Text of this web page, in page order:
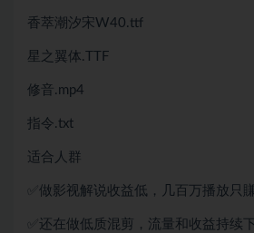
香萃潮汐宋W40.ttf
星之翼体.TTF
修音.mp4
指令.txt
适合人群
✅做影视解说收益低，几百万播放只
✅还在做低质混剪，流量和收益持续